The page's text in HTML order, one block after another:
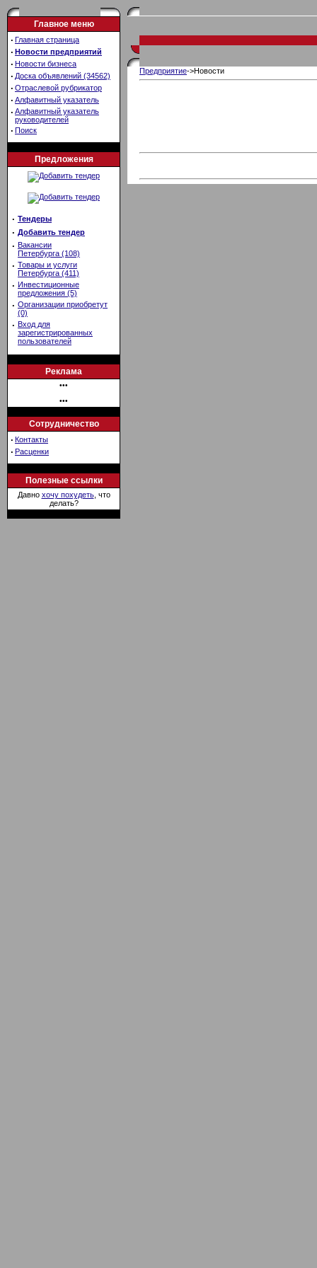
Главное меню
· Главная страница
· Новости предприятий
· Новости бизнеса
· Доска объявлений (34562)
· Отраслевой рубрикатор
· Алфавитный указатель
· Алфавитный указатель
руководителей
· Поиск
Предложения
· Тендеры
· Добавить тендер
· Вакансии
Петербурга (108)
· Товары и услуги
Петербурга (411)
· Инвестиционные
предложения (5)
· Организации приобретут
(0)
· Вход для
зарегистрированных
пользователей
Реклама
•••
•••
Сотрудничество
· Контакты
· Расценки
Полезные ссылки
Давно хочу похудеть, что
делать?
Предприятие->Новости